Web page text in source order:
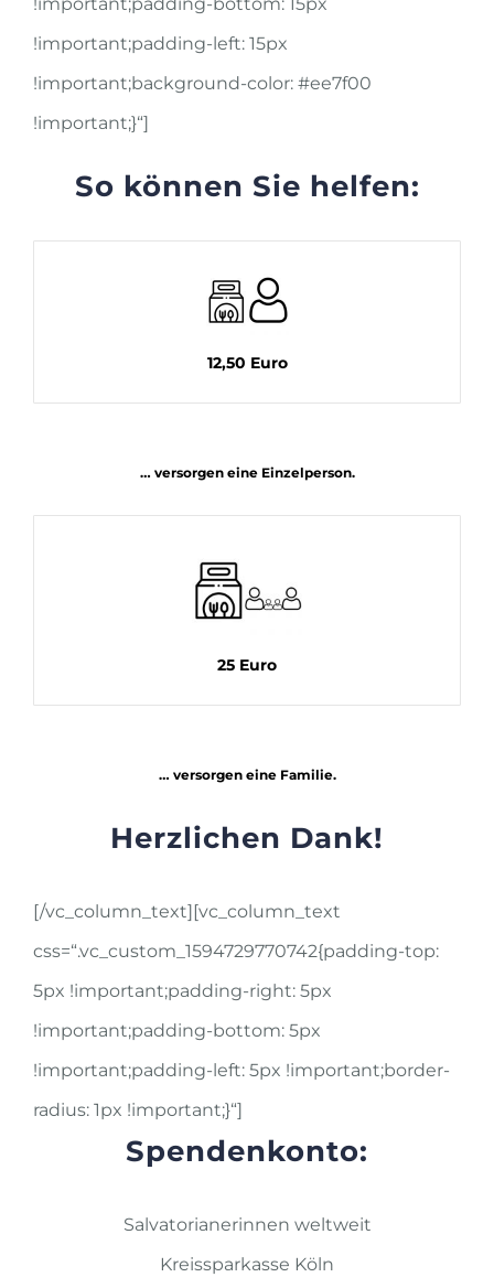
!important;padding-left: 15px
!important;background-color: #ee7f00
!important;}“]
So können Sie helfen:
12,50 Euro
… versorgen eine Einzelperson.
25 Euro
… versorgen eine Familie.
Herzlichen Dank!
[/vc_column_text][vc_column_text
css=“.vc_custom_1594729770742{padding-top:
5px !important;padding-right: 5px
!important;padding-bottom: 5px
!important;padding-left: 5px !important;border-
radius: 1px !important;}“]
Spendenkonto:
Salvatorianerinnen weltweit
Kreissparkasse Köln